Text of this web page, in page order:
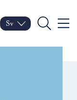
Porvoo – Gå till
Byt språk
Nuvarande språk:
Sv
Sök Meny